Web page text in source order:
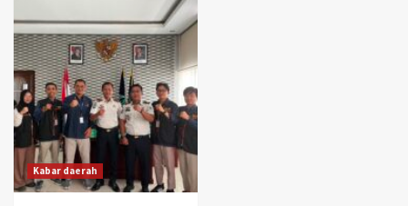
Kabar daerah